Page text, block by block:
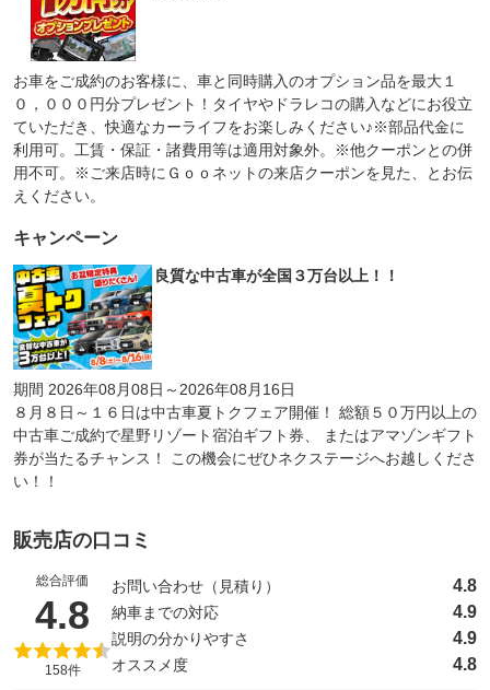
お車をご成約のお客様に、車と同時購入のオプション品を最大１
０，０００円分プレゼント！タイヤやドラレコの購入などにお役立
ていただき、快適なカーライフをお楽しみください♪※部品代金に
利用可。工賃・保証・諸費用等は適用対象外。※他クーポンとの併
用不可。※ご来店時にＧｏｏネットの来店クーポンを見た、とお伝
えください。
キャンペーン
良質な中古車が全国３万台以上！！
期間 2026年08月08日～2026年08月16日
８月８日～１６日は中古車夏トクフェア開催！ 総額５０万円以上の
中古車ご成約で星野リゾート宿泊ギフト券、 またはアマゾンギフト
券が当たるチャンス！ この機会にぜひネクステージへお越しくださ
い！！
販売店の口コミ
総合評価
4.8 （5点満点中）
158件
お問い合わせ（見積り） 4.8
納車までの対応 4.9
説明の分かりやすさ 4.9
オススメ度 4.8